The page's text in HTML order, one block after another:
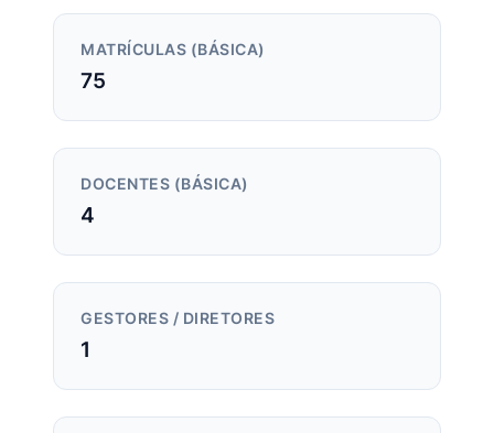
MATRÍCULAS (BÁSICA)
75
DOCENTES (BÁSICA)
4
GESTORES / DIRETORES
1